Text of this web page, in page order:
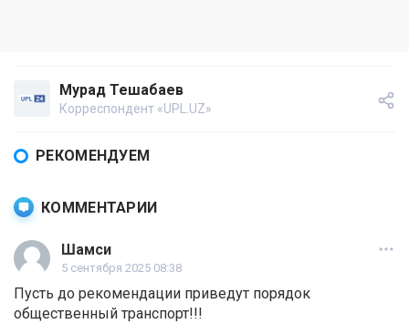
Мурад Тешабаев
Корреспондент «UPL.UZ»
РЕКОМЕНДУЕМ
КОММЕНТАРИИ
Шамси
5 сентября 2025 08:38
Пусть до рекомендации приведут порядок
общественный транспорт!!!